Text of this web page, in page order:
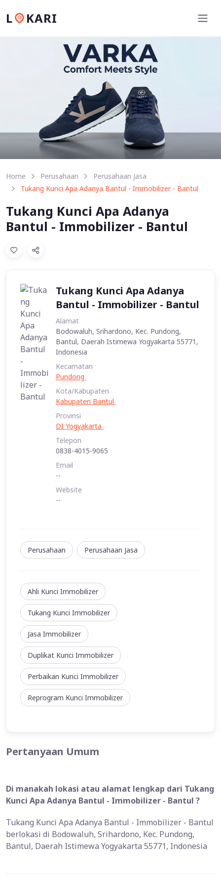
L KARI
Home Perusahaan
Perusahaan Jasa
Tukang Kunci Apa Adanya Bantul - Immobilizer - Bantul
Tukang Kunci Apa Adanya
Bantul - Immobilizer - Bantul
Tukang Kunci Apa Adanya
Bantul - Immobilizer - Bantul
Alamat
Bodowaluh, Srihardono, Kec. Pundong,
Bantul, Daerah Istimewa Yogyakarta 55771,
Indonesia
Kecamatan
Pundong
Kota/Kabupaten
Kabupaten Bantul
Provinsi
DI Yogyakarta
Telepon
0838-4015-9065
Email
--
Website
--
Perusahaan Perusahaan Jasa
Ahli Kunci Immobilizer
Tukang Kunci Immobilizer
Jasa Immobilizer
Duplikat Kunci Immobilizer
Perbaikan Kunci Immobilizer
Reprogram Kunci Immobilizer
Pertanyaan Umum
Di manakah lokasi atau alamat lengkap dari Tukang
Kunci Apa Adanya Bantul - Immobilizer - Bantul ?
Tukang Kunci Apa Adanya Bantul - Immobilizer - Bantul
berlokasi di Bodowaluh, Srihardono, Kec. Pundong,
Bantul, Daerah Istimewa Yogyakarta 55771, Indonesia